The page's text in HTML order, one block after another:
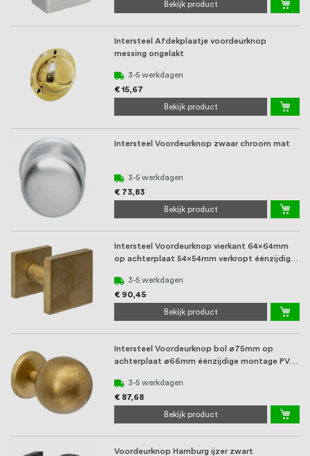
Bekijk product
Intersteel Afdekplaatje voordeurknop
messing ongelakt
3-5 werkdagen
€ 15,67
Bekijk product
Intersteel Voordeurknop zwaar chroom mat
3-5 werkdagen
€ 73,83
Bekijk product
Intersteel Voordeurknop vierkant 64x64mm
op achterplaat 54x54mm verkropt éénzijdige
3-5 werkdagen
€ 90,45
Bekijk product
Intersteel Voordeurknop bol ø75mm op
achterplaat ø66mm éénzijdige montage PVD
3-5 werkdagen
€ 87,68
Bekijk product
Voordeurknop Hamburg ijzer zwart